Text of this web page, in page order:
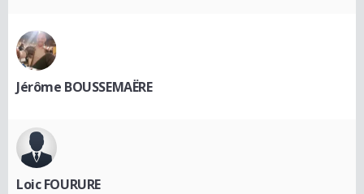
Jérôme BOUSSEMAËRE
Loic FOURURE